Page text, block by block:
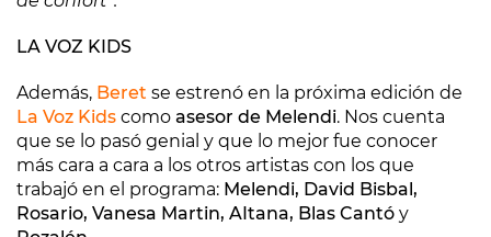
LA VOZ KIDS
Además, Beret se estrenó en la próxima edición de
La Voz Kids como asesor de Melendi. Nos cuenta
que se lo pasó genial y que lo mejor fue conocer
más cara a cara a los otros artistas con los que
trabajó en el programa: Melendi, David Bisbal,
Rosario, Vanesa Martin, AItana, Blas Cantó y